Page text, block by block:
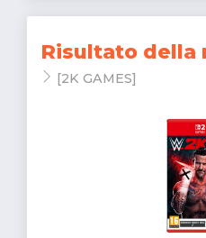
Risultato della
[2K GAMES]